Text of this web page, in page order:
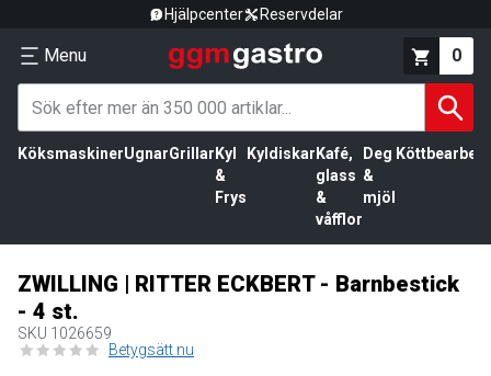
Hjälpcenter Reservdelar
Menu 0
KöksmaskinerUgnarGrillar Kyl
&
Frys
Kyldiskar Kafé,
glass
&
våfflor
Deg
&
mjöl
ZWILLING | RITTER ECKBERT - Barnbestick
- 4 st.
SKU 1026659
Betygsätt nu